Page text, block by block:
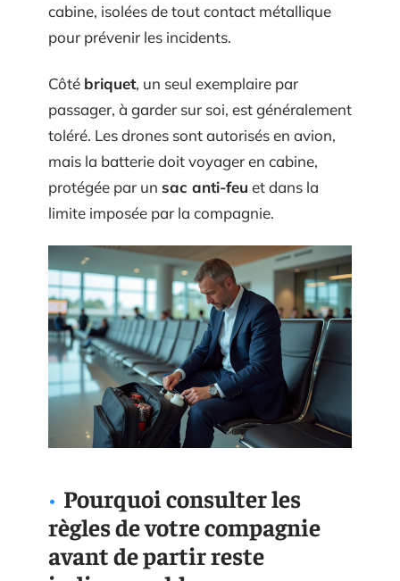
cabine, isolées de tout contact métallique
pour prévenir les incidents.
Côté briquet, un seul exemplaire par
passager, à garder sur soi, est généralement
toléré. Les drones sont autorisés en avion,
mais la batterie doit voyager en cabine,
protégée par un sac anti-feu et dans la
limite imposée par la compagnie.
Pourquoi consulter les
règles de votre compagnie
avant de partir reste